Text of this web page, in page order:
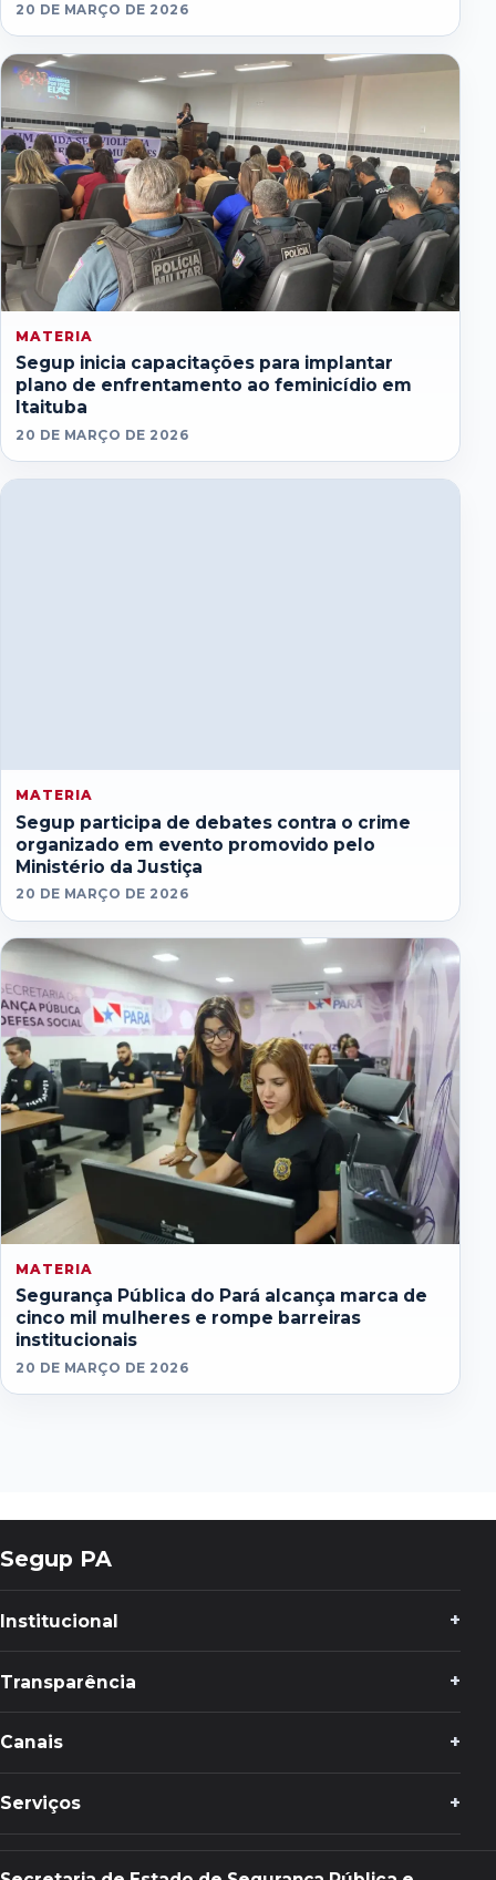
20 DE MARÇO DE 2026
MATERIA
Segup inicia capacitações para implantar
plano de enfrentamento ao feminicídio em
Itaituba
20 DE MARÇO DE 2026
MATERIA
Segup participa de debates contra o crime
organizado em evento promovido pelo
Ministério da Justiça
20 DE MARÇO DE 2026
MATERIA
Segurança Pública do Pará alcança marca de
cinco mil mulheres e rompe barreiras
institucionais
20 DE MARÇO DE 2026
Segup PA
Institucional
Transparência
Canais
Serviços